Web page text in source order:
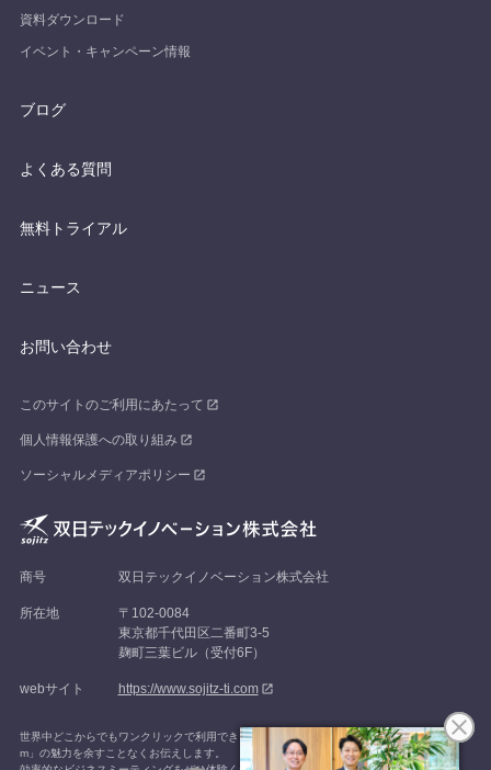
資料ダウンロード
イベント・キャンペーン情報
ブログ
よくある質問
無料トライアル
ニュース
お問い合わせ
このサイトのご利用にあたって
個人情報保護への取り組み
ソーシャルメディアポリシー
商号 双日テックイノベーション株式会社
所在地
〒102-0084
東京都千代田区二番町3-5
麹町三葉ビル（受付6F）
webサイト https://www.sojitz-ti.com
世界中どこからでもワンクリックで利用できる、最も満足度の高いWeb会議システム「Zoo
m」の魅力を余すことなくお伝えします。